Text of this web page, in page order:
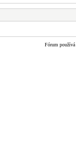
Fórum používá